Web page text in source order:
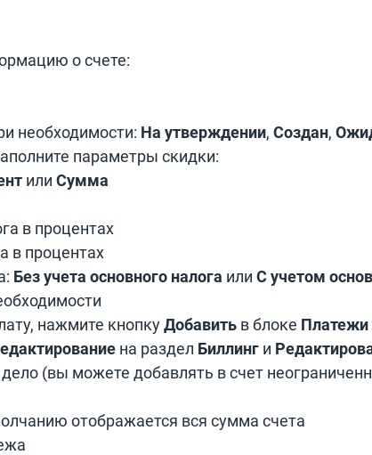
о счете:
необходимости: На утверждении, Создан,
параметры скидки:
или Сумма
в процентах
в процентах
Без учета основного налога или С учетом
нажмите кнопкуДобавить в блоке Платежи
на раздел Биллинг и
(вы можете добавлять в счет
отображается вся сумма счета